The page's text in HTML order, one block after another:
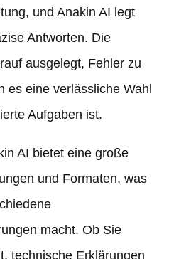
und Anakin AI legt
Antworten. Die
ausgelegt, Fehler zu
es eine verlässliche Wahl
Aufgaben ist.
AI bietet eine große
und Formaten, was
macht. Ob Sie
technische Erklärungen